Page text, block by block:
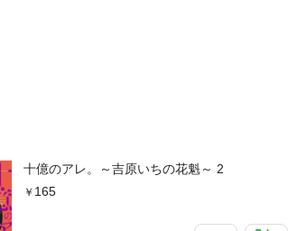
十億のアレ。～吉原いちの花魁～ 2
165